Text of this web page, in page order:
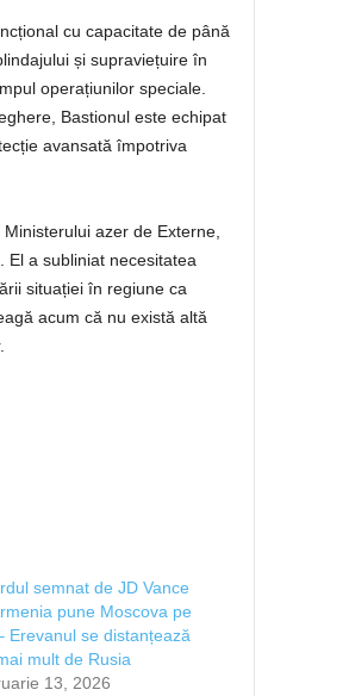
cu capacitate de până
și supraviețuire în
operațiunilor speciale.
Bastionul este echipat
avansată împotriva
azer de Externe,
El a subliniat necesitatea
situației în regiune ca
acum că nu există altă
semnat de JD Vance
pune Moscova pe
Erevanul se distanțează
mult de Rusia
13, 2026